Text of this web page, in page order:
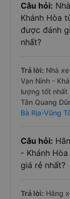
Câu hỏi:
Khánh Hòa
được đánh
nhất?
Trả lời: Nhà
Vạn Ninh -
lượng tốt nhất
Tân Quang
Bà Rịa-Vũng
Câu hỏi:
- Khánh
giá rẻ nhất?
Trả lời: Hãng